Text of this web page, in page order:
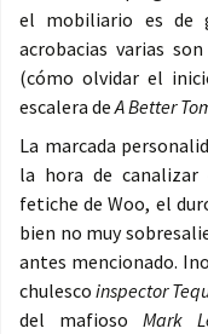
el mobiliario es de
acrobacias varias
(cómo olvidar el
escalera deA Better
La marcada
la hora de
fetiche de Woo, el
bien no muy
antes mencionado.
chulesco inspector
del mafioso Mark